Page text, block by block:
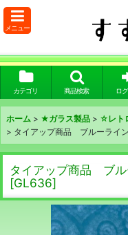
メニュー
カテゴリ 商品検索 ロ
ホーム > ★ガラス製品 > ☆レト
> タイアップ商品 ブルーライ
タイアップ商品 ブ
[GL636]